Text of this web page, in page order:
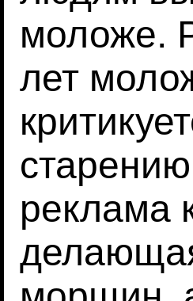
моложе.
лет
реклама